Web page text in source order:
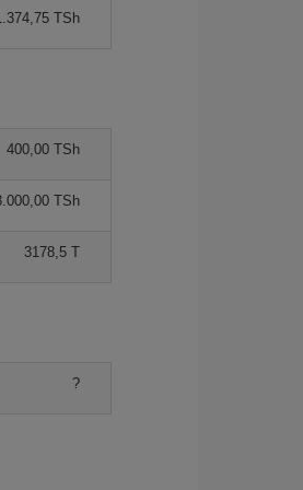
TSh
400,00 TSh
TSh
3178,5 T
?